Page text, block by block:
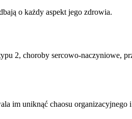
o każdy aspekt jego zdrowia.
2, choroby sercowo-naczyniowe,
im uniknąć chaosu organizacyjnego